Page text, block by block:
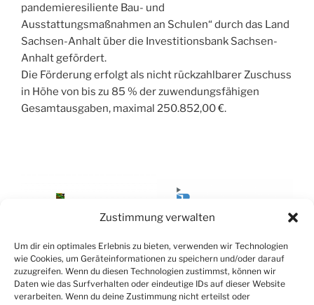
Zustimmung verwalten
Um dir ein optimales Erlebnis zu bieten, verwenden wir Technologien
wie Cookies, um Geräteinformationen zu speichern und/oder darauf
zuzugreifen. Wenn du diesen Technologien zustimmst, können wir
Daten wie das Surfverhalten oder eindeutige IDs auf dieser Website
verarbeiten. Wenn du deine Zustimmung nicht erteilst oder
pandemieresiliente Bau- und
Ausstattungsmaßnahmen an Schulen“ durch das Land
Sachsen-Anhalt über die Investitionsbank Sachsen-
Anhalt gefördert.
Die Förderung erfolgt als nicht rückzahlbarer Zuschuss
in Höhe von bis zu 85 % der zuwendungsfähigen
Gesamtausgaben, maximal 250.852,00 €.
Datenschutzerklärung